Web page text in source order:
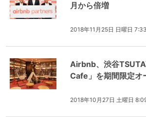
月から倍増
2018年11月25日 日曜日
Airbnb、渋谷
Cafe」を期間限定オ
2018年10月27日 土曜日